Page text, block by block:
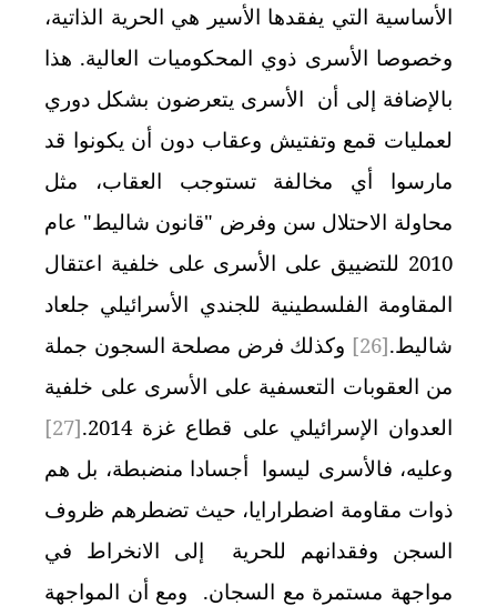
الأساسية التي يفقدها الأسير هي الحرية الذاتية،
وخصوصا الأسرى ذوي المحكوميات العالية. هذا
بالإضافة إلى أن الأسرى يتعرضون بشكل دوري
لعمليات قمع وتفتيش وعقاب دون أن يكونوا قد
مارسوا أي مخالفة تستوجب العقاب، مثل
محاولة الاحتلال سن وفرض "قانون شاليط" عام
2010 للتضييق على الأسرى على خلفية اعتقال
المقاومة الفلسطينية للجندي الأسرائيلي جلعاد
شاليط.[26] وكذلك فرض مصلحة السجون جملة
من العقوبات التعسفية على الأسرى على خلفية
العدوان الإسرائيلي على قطاع غزة 2014.
[27]
وعليه، فالأسرى ليسوا أجسادا منضبطة، بل هم
ذوات مقاومة اضطرارايا، حيث تضطرهم ظروف
السجن وفقدانهم للحرية إلى الانخراط في
مواجهة مستمرة مع السجان. ومع أن المواجهة